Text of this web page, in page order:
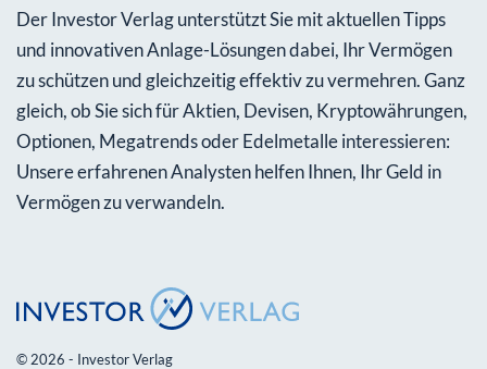
Der Investor Verlag unterstützt Sie mit aktuellen Tipps
und innovativen Anlage-Lösungen dabei, Ihr Vermögen
zu schützen und gleichzeitig effektiv zu vermehren. Ganz
gleich, ob Sie sich für Aktien, Devisen, Kryptowährungen,
Optionen, Megatrends oder Edelmetalle interessieren:
Unsere erfahrenen Analysten helfen Ihnen, Ihr Geld in
Vermögen zu verwandeln.
© 2026 - Investor Verlag